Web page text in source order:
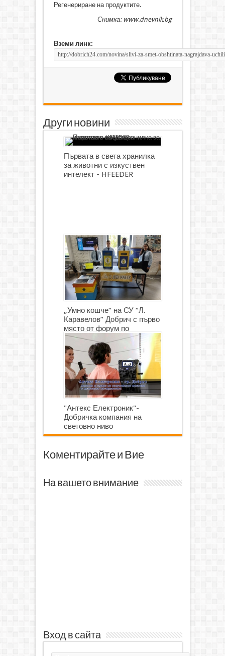
Регенериране на продуктите.
Снимка: www.dnevnik.bg
Вземи линк:
Други новини
Първата в света хранилка
за животни с изкуствен
интелект - HFEEDER
„Умно кошче“ на СУ “Л.
Каравелов” Добрич с първо
място от форум по
роботика
"Антекс Електроник"-
Добричка компания на
световно ниво
Коментирайте и Вие
На вашето внимание
Вход в сайта